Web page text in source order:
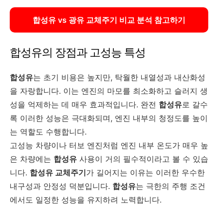
합성유 vs 광유 교체주기 비교 분석 참고하기
합성유의 장점과 고성능 특성
합성유는 초기 비용은 높지만, 탁월한 내열성과 내산화성
을 자랑합니다. 이는 엔진의 마모를 최소화하고 슬러지 생
성을 억제하는 데 매우 효과적입니다. 완전 합성유로 갈수
록 이러한 성능은 극대화되며, 엔진 내부의 청정도를 높이
는 역할도 수행합니다.
고성능 차량이나 터보 엔진처럼 엔진 내부 온도가 매우 높
은 차량에는 합성유 사용이 거의 필수적이라고 볼 수 있습
니다. 합성유 교체주기가 길어지는 이유는 이러한 우수한
내구성과 안정성 덕분입니다. 합성유는 극한의 주행 조건
에서도 일정한 성능을 유지하려 노력합니다.